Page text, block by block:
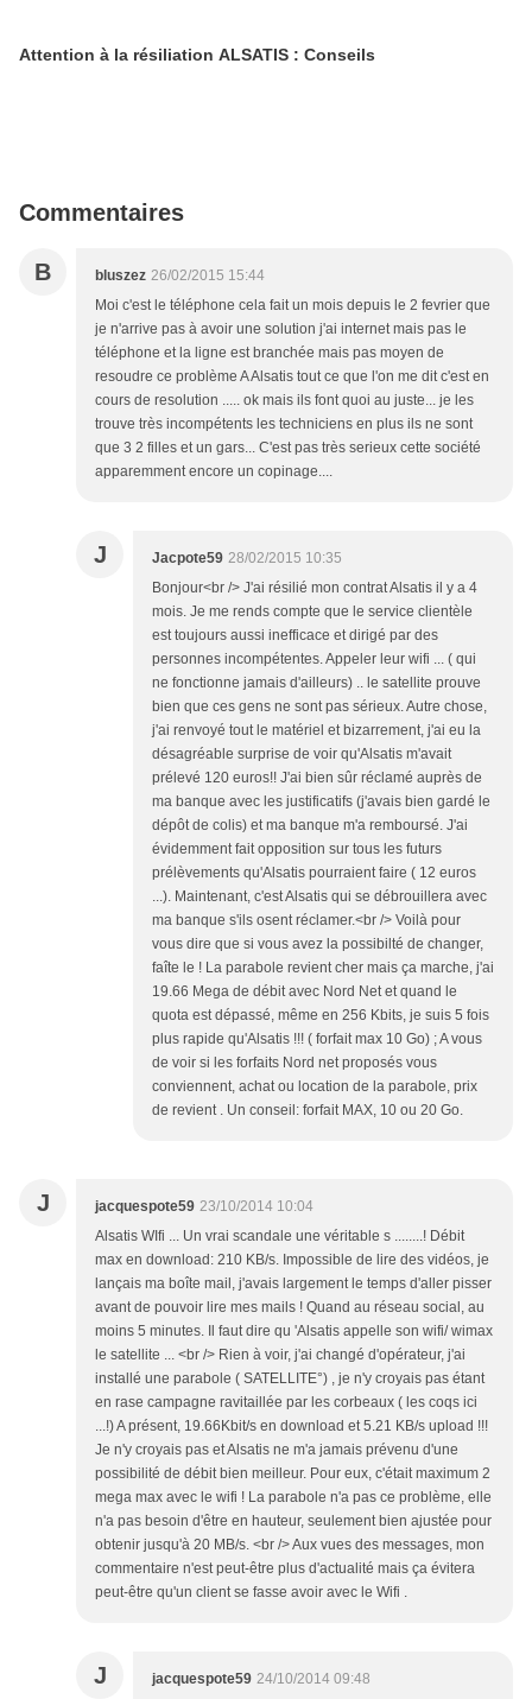
Attention à la résiliation ALSATIS : Conseils
Commentaires
B bluszez 26/02/2015 15:44
Moi c'est le téléphone cela fait un mois depuis le 2 fevrier que
je n'arrive pas à avoir une solution j'ai internet mais pas le
téléphone et la ligne est branchée mais pas moyen de
resoudre ce problème A Alsatis tout ce que l'on me dit c'est en
cours de resolution ..... ok mais ils font quoi au juste... je les
trouve très incompétents les techniciens en plus ils ne sont
que 3 2 filles et un gars... C'est pas très serieux cette société
apparemment encore un copinage....
J Jacpote59 28/02/2015 10:35
Bonjour<br /> J'ai résilié mon contrat Alsatis il y a 4
mois. Je me rends compte que le service clientèle
est toujours aussi inefficace et dirigé par des
personnes incompétentes. Appeler leur wifi ... ( qui
ne fonctionne jamais d'ailleurs) .. le satellite prouve
bien que ces gens ne sont pas sérieux. Autre chose,
j'ai renvoyé tout le matériel et bizarrement, j'ai eu la
désagréable surprise de voir qu'Alsatis m'avait
prélevé 120 euros!! J'ai bien sûr réclamé auprès de
ma banque avec les justificatifs (j'avais bien gardé le
dépôt de colis) et ma banque m'a remboursé. J'ai
évidemment fait opposition sur tous les futurs
prélèvements qu'Alsatis pourraient faire ( 12 euros
...). Maintenant, c'est Alsatis qui se débrouillera avec
ma banque s'ils osent réclamer.<br /> Voilà pour
vous dire que si vous avez la possibilté de changer,
faîte le ! La parabole revient cher mais ça marche, j'ai
19.66 Mega de débit avec Nord Net et quand le
quota est dépassé, même en 256 Kbits, je suis 5 fois
plus rapide qu'Alsatis !!! ( forfait max 10 Go) ; A vous
de voir si les forfaits Nord net proposés vous
conviennent, achat ou location de la parabole, prix
de revient . Un conseil: forfait MAX, 10 ou 20 Go.
J jacquespote59 23/10/2014 10:04
Alsatis WIfi ... Un vrai scandale une véritable s ........! Débit
max en download: 210 KB/s. Impossible de lire des vidéos, je
lançais ma boîte mail, j'avais largement le temps d'aller pisser
avant de pouvoir lire mes mails ! Quand au réseau social, au
moins 5 minutes. Il faut dire qu 'Alsatis appelle son wifi/ wimax
le satellite ... <br /> Rien à voir, j'ai changé d'opérateur, j'ai
installé une parabole ( SATELLITE°) , je n'y croyais pas étant
en rase campagne ravitaillée par les corbeaux ( les coqs ici
...!) A présent, 19.66Kbit/s en download et 5.21 KB/s upload !!!
Je n'y croyais pas et Alsatis ne m'a jamais prévenu d'une
possibilité de débit bien meilleur. Pour eux, c'était maximum 2
mega max avec le wifi ! La parabole n'a pas ce problème, elle
n'a pas besoin d'être en hauteur, seulement bien ajustée pour
obtenir jusqu'à 20 MB/s. <br /> Aux vues des messages, mon
commentaire n'est peut-être plus d'actualité mais ça évitera
peut-être qu'un client se fasse avoir avec le Wifi .
J jacquespote59 24/10/2014 09:48